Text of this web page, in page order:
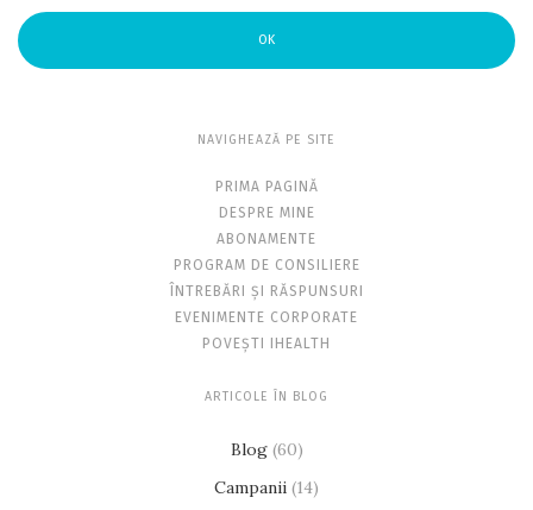
OK
NAVIGHEAZĂ PE SITE
PRIMA PAGINĂ
DESPRE MINE
ABONAMENTE
PROGRAM DE CONSILIERE
ÎNTREBĂRI ȘI RĂSPUNSURI
EVENIMENTE CORPORATE
POVEȘTI IHEALTH
ARTICOLE ÎN BLOG
Blog(60)
Campanii (14)